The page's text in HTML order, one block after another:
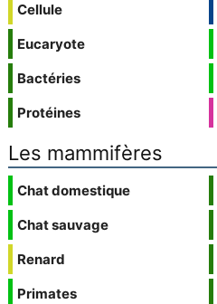
Cellule
Eucaryote
Bactéries
Protéines
Les mammifères
Chat domestique
Chat sauvage
Renard
Primates